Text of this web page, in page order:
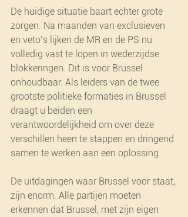
De huidige situatie baart echter grote
zorgen. Na maanden van exclusieven
en veto’s lijken de MR en de PS nu
volledig vast te lopen in wederzijdse
blokkeringen. Dit is voor Brussel
onhoudbaar. Als leiders van de twee
grootste politieke formaties in Brussel
draagt u beiden een
verantwoordelijkheid om over deze
verschillen heen te stappen en dringend
samen te werken aan een oplossing.
De uitdagingen waar Brussel voor staat,
zijn enorm. Alle partijen moeten
erkennen dat Brussel, met zijn eigen